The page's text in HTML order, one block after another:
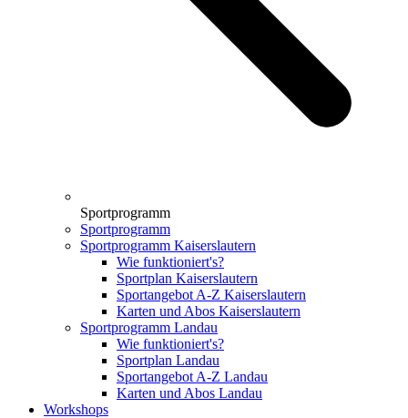
Sportprogramm
Sportprogramm
Sportprogramm Kaiserslautern
Wie funktioniert's?
Sportplan Kaiserslautern
Sportangebot A-Z Kaiserslautern
Karten und Abos Kaiserslautern
Sportprogramm Landau
Wie funktioniert's?
Sportplan Landau
Sportangebot A-Z Landau
Karten und Abos Landau
Workshops